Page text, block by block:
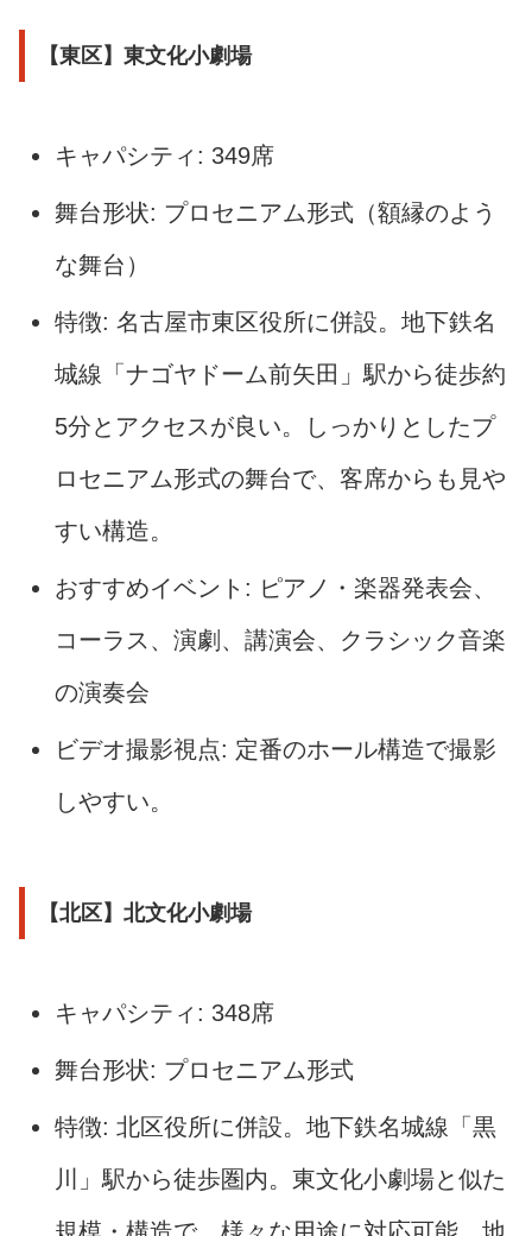
【東区】東文化小劇場
キャパシティ: 349席
舞台形状: プロセニアム形式（額縁のよう
な舞台）
特徴: 名古屋市東区役所に併設。地下鉄名
城線「ナゴヤドーム前矢田」駅から徒歩約
5分とアクセスが良い。しっかりとしたプ
ロセニアム形式の舞台で、客席からも見や
すい構造。
おすすめイベント: ピアノ・楽器発表会、
コーラス、演劇、講演会、クラシック音楽
の演奏会
ビデオ撮影視点: 定番のホール構造で撮影
しやすい。
【北区】北文化小劇場
キャパシティ: 348席
舞台形状: プロセニアム形式
特徴: 北区役所に併設。地下鉄名城線「黒
川」駅から徒歩圏内。東文化小劇場と似た